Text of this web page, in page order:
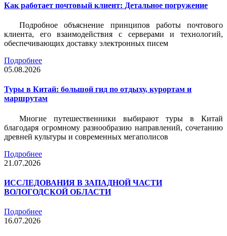
Как работает почтовый клиент: Детальное погружение
Подробное объяснение принципов работы почтового
клиента, его взаимодействия с серверами и технологий,
обеспечивающих доставку электронных писем
Подробнее
05.08.2026
Туры в Китай: большой гид по отдыху, курортам и
маршрутам
Многие путешественники выбирают туры в Китай
благодаря огромному разнообразию направлений, сочетанию
древней культуры и современных мегаполисов
Подробнее
21.07.2026
ИССЛЕДОВАНИЯ В ЗАПАДНОЙ ЧАСТИ
ВОЛОГОДСКОЙ ОБЛАСТИ
Подробнее
16.07.2026